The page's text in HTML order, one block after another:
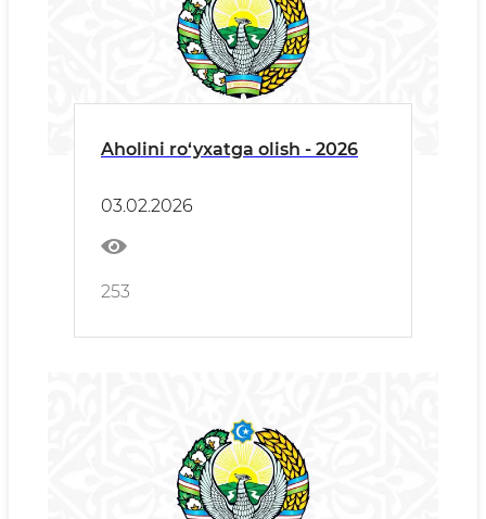
Aholini ro‘yxatga olish - 2026
03.02.2026
253